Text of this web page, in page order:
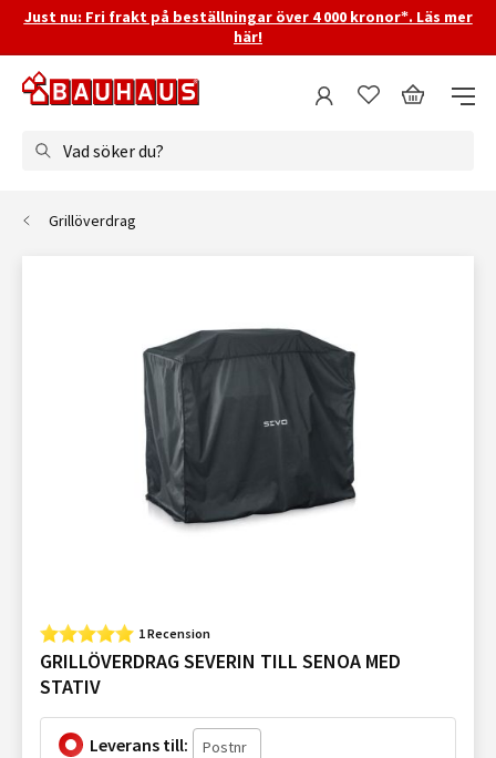
Just nu: Fri frakt på beställningar över 4 000 kronor*. Läs mer
här!
Vad söker du?
Grillöverdrag
1 Recension
GRILLÖVERDRAG SEVERIN TILL SENOA MED
STATIV
Leverans till: